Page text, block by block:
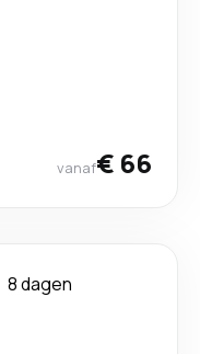
vanaf€ 66
8 dagen